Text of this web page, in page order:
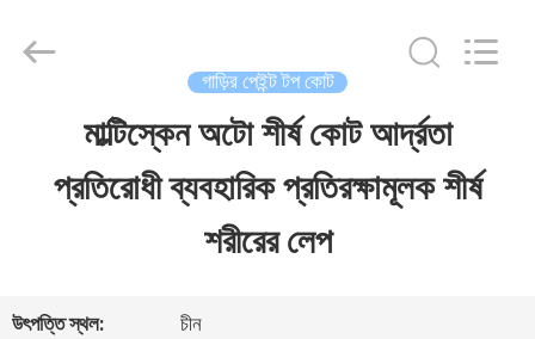
ভিডিও
Chemical
গাড়ির পেইন্ট টপ কোট
মাল্টিস্কেন অটো শীর্ষ কোট আর্দ্রতা
প্রতিরোধী ব্যবহারিক প্রতিরক্ষামূলক শীর্ষ
শরীরের লেপ
উৎপত্তি স্থল: চীন